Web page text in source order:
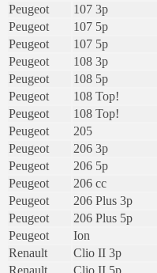
Peugeot
107 3p
Peugeot
107 5p
Peugeot
107 5p
Peugeot
108 3p
Peugeot
108 5p
Peugeot
108 Top!
Peugeot
108 Top!
Peugeot
205
Peugeot
206 3p
Peugeot
206 5p
Peugeot
206 cc
Peugeot
206 Plus 3p
Peugeot
206 Plus 5p
Peugeot
Ion
Renault
Clio II 3p
Renault
Clio II 5p